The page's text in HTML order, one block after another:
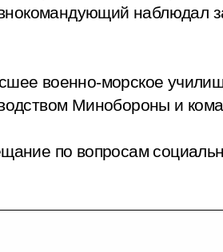
наблюдал
военно-морское
Минобороны и
по вопросам